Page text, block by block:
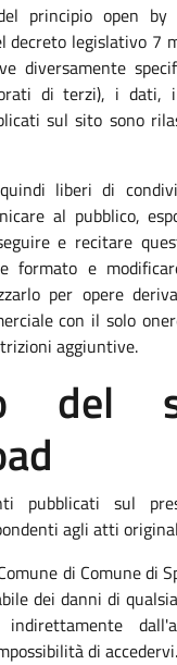
principio open
decreto legislativo 7
diversamente
di terzi), i dati,
sul sito sono
liberi di
al pubblico,
e recitare
formato e
per opere
con il solo
aggiuntive.
del
pubblicati sul
agli atti
di Comune di
dei danni di
di accedervi.